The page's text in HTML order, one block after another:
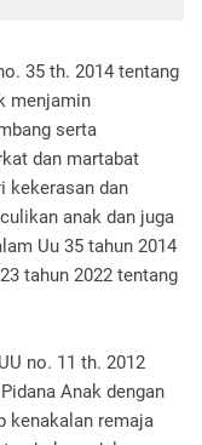
35 th. 2014 tentang
menjamin
serta
dan martabat
kekerasan dan
anak dan juga
Uu 35 tahun 2014
tahun 2022 tentang
no. 11 th. 2012
Anak dengan
kenakalan remaja